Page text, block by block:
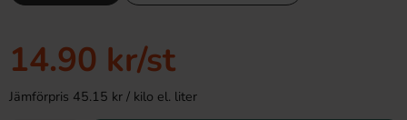
14.90 kr/st
Jämförpris 45.15 kr / kilo el. liter